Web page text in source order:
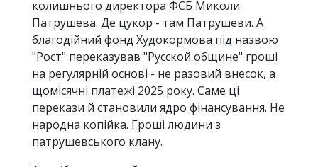
колишнього директора ФСБ Миколи
Патрушева. Де цукор - там Патрушеви. А
благодійний фонд Худокормова під назвою
"Рост" переказував "Русской общине" гроші
на регулярній основі - не разовий внесок, а
щомісячні платежі 2025 року. Саме ці
перекази й становили ядро фінансування. Не
народна копійка. Гроші людини з
патрушевського клану.